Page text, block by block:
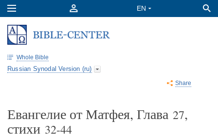
Whole Bible
Russian Synodal Version (ru)
Share
Евангелие от Матфея, Глава 27,
стихи 32-44